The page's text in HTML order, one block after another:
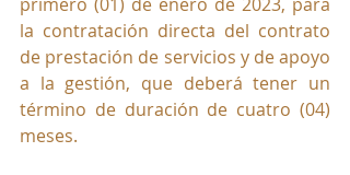
primero (01) de enero de 2023, para
la contratación directa del contrato
de prestación de servicios y de apoyo
a la gestión, que deberá tener un
término de duración de cuatro (04)
meses.